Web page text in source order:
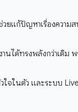
ยแก้ปัญหาเรื่องความ
นได้ทรงพลังกว่าเดิม
วใจในตัว และระบบ